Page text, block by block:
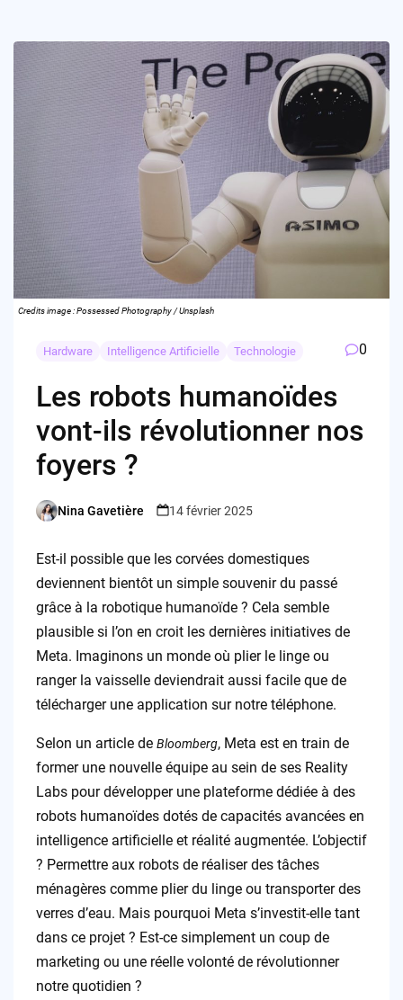
Credits image : Possessed Photography / Unsplash
Hardware Intelligence Artificielle Technologie 0
Les robots humanoïdes
vont-ils révolutionner nos
foyers ?
Posted
Nina Gavetière 14 février 2025
Est-il possible que les corvées domestiques
deviennent bientôt un simple souvenir du passé
grâce à la robotique humanoïde ? Cela semble
plausible si l’on en croit les dernières initiatives de
Meta. Imaginons un monde où plier le linge ou
ranger la vaisselle deviendrait aussi facile que de
télécharger une application sur notre téléphone.
Selon un article de Bloomberg, Meta est en train de
former une nouvelle équipe au sein de ses Reality
Labs pour développer une plateforme dédiée à des
robots humanoïdes dotés de capacités avancées en
intelligence artificielle et réalité augmentée. L’objectif
? Permettre aux robots de réaliser des tâches
ménagères comme plier du linge ou transporter des
verres d’eau. Mais pourquoi Meta s’investit-elle tant
dans ce projet ? Est-ce simplement un coup de
marketing ou une réelle volonté de révolutionner
notre quotidien ?